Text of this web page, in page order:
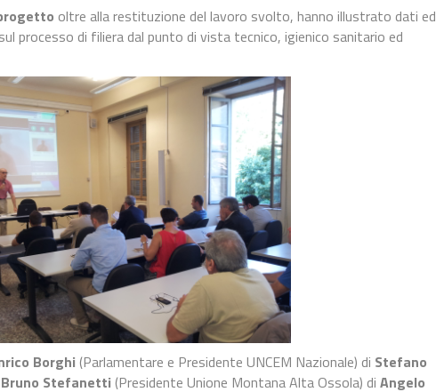
oltre alla restituzione del lavoro svolto, hanno illustrato dati ed
processo di filiera dal punto di vista tecnico, igienico sanitario ed
Borghi (Parlamentare e Presidente UNCEM Nazionale) di Stefano
Bruno Stefanetti (Presidente Unione Montana Alta Ossola) di Angelo